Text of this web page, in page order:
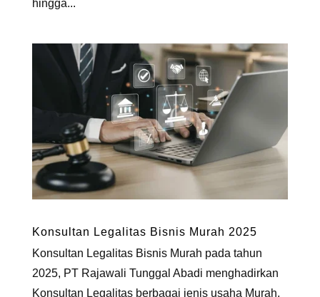
hingga...
Konsultan Legalitas Bisnis Murah 2025
Konsultan Legalitas Bisnis Murah pada tahun
2025, PT Rajawali Tunggal Abadi menghadirkan
Konsultan Legalitas berbagai jenis usaha Murah,